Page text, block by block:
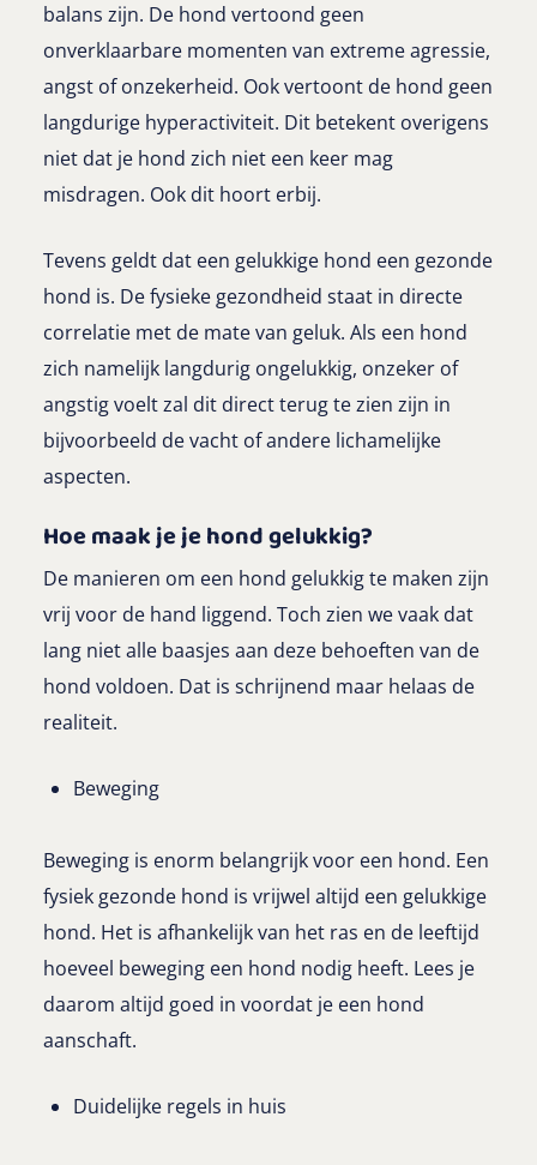
balans zijn. De hond vertoond geen
onverklaarbare momenten van extreme agressie,
angst of onzekerheid. Ook vertoont de hond geen
langdurige hyperactiviteit. Dit betekent overigens
niet dat je hond zich niet een keer mag
misdragen. Ook dit hoort erbij.
Tevens geldt dat een gelukkige hond een gezonde
hond is. De fysieke gezondheid staat in directe
correlatie met de mate van geluk. Als een hond
zich namelijk langdurig ongelukkig, onzeker of
angstig voelt zal dit direct terug te zien zijn in
bijvoorbeeld de vacht of andere lichamelijke
aspecten.
Hoe maak je je hond gelukkig?
De manieren om een hond gelukkig te maken zijn
vrij voor de hand liggend. Toch zien we vaak dat
lang niet alle baasjes aan deze behoeften van de
hond voldoen. Dat is schrijnend maar helaas de
realiteit.
Beweging
Beweging is enorm belangrijk voor een hond. Een
fysiek gezonde hond is vrijwel altijd een gelukkige
hond. Het is afhankelijk van het ras en de leeftijd
hoeveel beweging een hond nodig heeft. Lees je
daarom altijd goed in voordat je een hond
aanschaft.
Duidelijke regels in huis